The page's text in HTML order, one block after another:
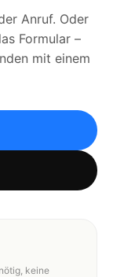
Anruf. Oder
Formular –
mit einem
keine